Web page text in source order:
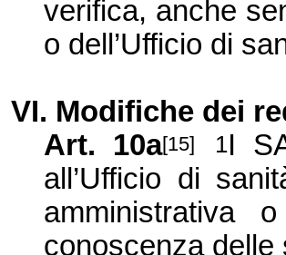
verifica, anche
o dell’Ufficio di
VI. Modifiche dei
Art. 10a[15] 1I
all’Ufficio di
amministrativa
conoscenza delle